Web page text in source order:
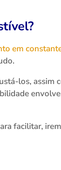
em
los, assim
facilitar,